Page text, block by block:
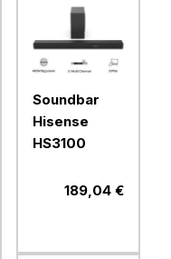
Soundbar
Hisense
HS3100
189,04 €